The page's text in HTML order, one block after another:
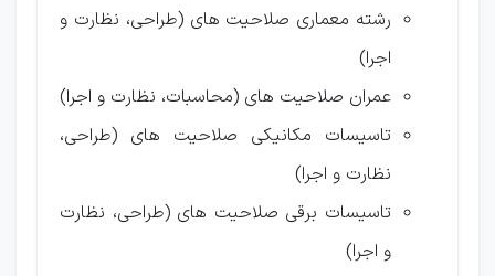
رشته معماری صلاحيت های (طراحی، نظارت و
اجرا)
عمران صلاحيت های (محاسبات، نظارت و اجرا)
تاسيسات مكانيكی صلاحيت های (طراحی،
نظارت و اجرا)
تاسيسات برقی صلاحيت های (طراحی، نظارت
و اجرا)